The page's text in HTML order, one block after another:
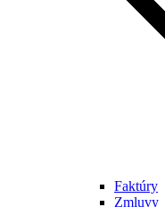
Faktúry
Zmluvy